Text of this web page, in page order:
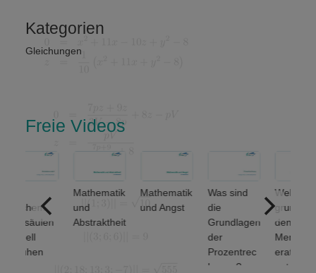
Kategorien
Gleichungen
Freie Videos
Mathematik
Abstraktheit
Mathematik
und Angst
Was sind
Grundlagen
Prozentrec
hnung?
Welche
grundlegen
den
Mengenop
erationen
unterscheid